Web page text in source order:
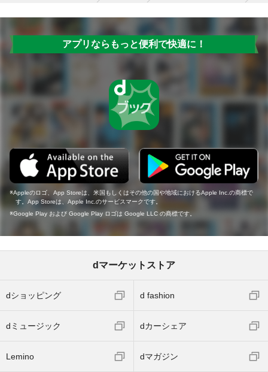
アプリならもっと便利で快適に！
Appleのロゴ、App Storeは、米国もしくはその他の国や地域におけるApple Inc.の商標で
す。App Storeは、Apple Inc.のサービスマークです。
Google Play および Google Play ロゴは Google LLC の商標です。
dマーケットストア
dショッピング d fashion
dミュージック dカーシェア
Lemino dマガジン